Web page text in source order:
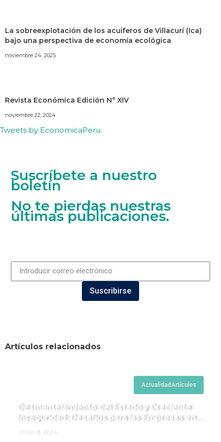
La sobreexplotación de los acuíferos de Villacurí (Ica)
bajo una perspectiva de economía ecológica
noviembre 24, 2025
Revista Económica Edición N° XIV
noviembre 22, 2024
Tweets by EconomicaPeru
Suscríbete a nuestro
boletín
No te pierdas nuestras
últimas publicaciones.
Suscribirse
Artículos relacionados
ActualidadArtículos
Desmantelamiento del Estado y Creciente
Inseguridad: Desafíos para las Empresas en